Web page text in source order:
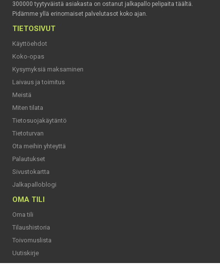
300000 tyytyväistä asiakasta on ostanut jalkapallo pelipaita täältä.
Pidämme yllä erinomaiset palvelutasot koko ajan.
TIETOSIVUT
Käyttöehdot
Koko-opas
Kysymyksiä maksaminen
Laivaus ja toimitus
Meistä
Miten tilata
Tietosuojakäytäntö
Tietoturvan
Ota meihin yhteyttä
Palautukset
Sivustokartta
Jalkapalloblogi
OMA TILI
Oma tili
Tilaushistoria
Toivomuslista
Uutiskirje